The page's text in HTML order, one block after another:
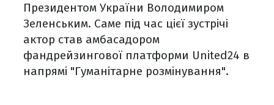
Президентом України Володимиром
Зеленським. Саме під час цієї зустрічі
актор став амбасадором
фандрейзингової платформи United24 в
напрямі "Гуманітарне розмінування".